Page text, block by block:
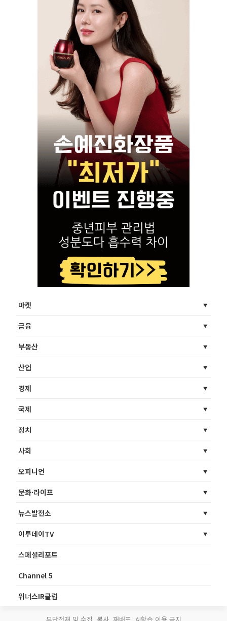
마켓
금융
부동산
산업
경제
국제
정치
사회
오피니언
문화·라이프
뉴스발전소
이투데이TV
스페셜리포트
Channel 5
위너스IR클럽
무단전재 및 수집, 복사, 재배포, AI학습 이용 금지